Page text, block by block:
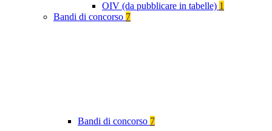
OIV (da pubblicare in tabelle) 1
Bandi di concorso 7
Bandi di concorso 7